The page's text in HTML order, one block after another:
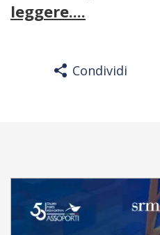
leggere....
Condividi